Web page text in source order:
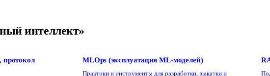
интеллект»
протокол
MLOps (эксплуатация ML-моделей)
Практики и инструменты для разработки, выкатки и